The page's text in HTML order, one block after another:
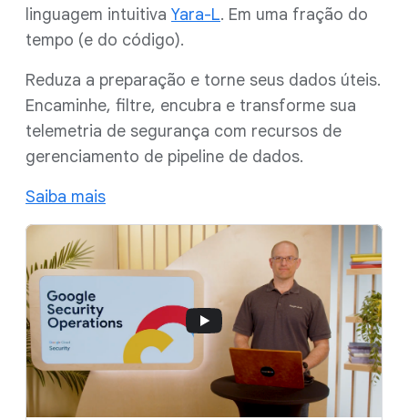
linguagem intuitiva Yara-L. Em uma fração do
tempo (e do código).
Reduza a preparação e torne seus dados úteis.
Encaminhe, filtre, encubra e transforme sua
telemetria de segurança com recursos de
gerenciamento de pipeline de dados.
Saiba mais